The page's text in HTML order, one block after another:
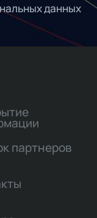
данных
партнеров